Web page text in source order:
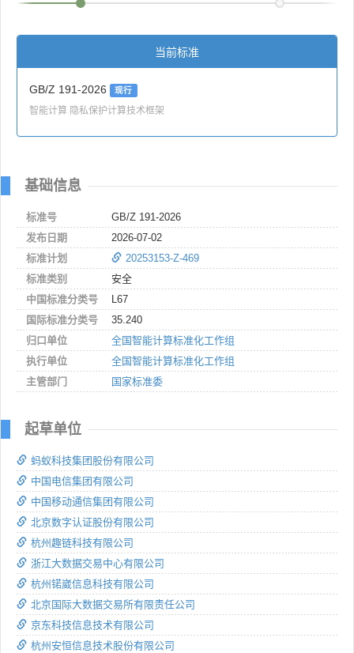
当前标准
GB/Z 191-2026 现行
智能计算 隐私保护计算技术框架
基础信息
标准号
GB/Z 191-2026
发布日期
2026-07-02
标准计划
20253153-Z-469
标准类别
安全
中国标准分类号
L67
国际标准分类号
35.240
归口单位
全国智能计算标准化工作组
执行单位
全国智能计算标准化工作组
主管部门
国家标准委
起草单位
蚂蚁科技集团股份有限公司
中国电信集团有限公司
中国移动通信集团有限公司
北京数字认证股份有限公司
杭州趣链科技有限公司
浙江大数据交易中心有限公司
杭州锘崴信息科技有限公司
北京国际大数据交易所有限责任公司
京东科技信息技术有限公司
杭州安恒信息技术股份有限公司